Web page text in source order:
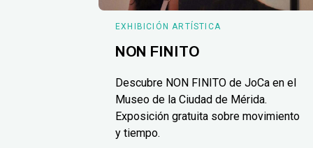
EXHIBICIÓN ARTÍSTICA
NON FINITO
Descubre NON FINITO de JoCa en el
Museo de la Ciudad de Mérida.
Exposición gratuita sobre movimiento
y tiempo.